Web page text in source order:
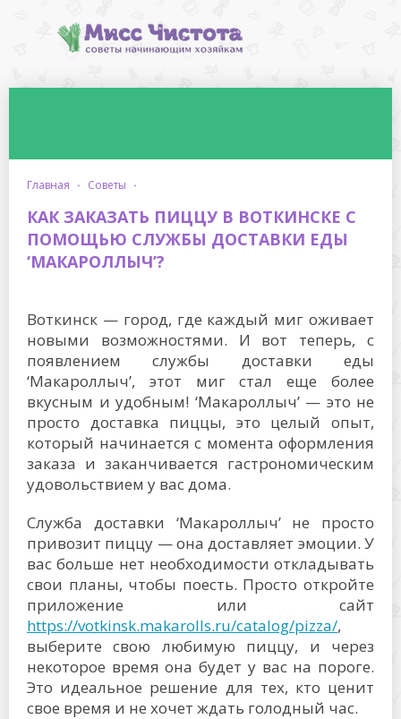
главная · советы ·
КАК ЗАКАЗАТЬ ПИЦЦУ В ВОТКИНСКЕ С
ПОМОЩЬЮ СЛУЖБЫ ДОСТАВКИ ЕДЫ
‘МАКАРОЛЛЫЧ’?
Воткинск — город, где каждый миг оживает
новыми возможностями. И вот теперь, с
появлением службы доставки еды
‘Макароллыч’, этот миг стал еще более
вкусным и удобным! ‘Макароллыч’ — это не
просто доставка пиццы, это целый опыт,
который начинается с момента оформления
заказа и заканчивается гастрономическим
удовольствием у вас дома.
Служба доставки ‘Макароллыч’ не просто
привозит пиццу — она доставляет эмоции. У
вас больше нет необходимости откладывать
свои планы, чтобы поесть. Просто откройте
приложение или сайт
https://votkinsk.makarolls.ru/catalog/pizza/,
выберите свою любимую пиццу, и через
некоторое время она будет у вас на пороге.
Это идеальное решение для тех, кто ценит
свое время и не хочет ждать голодный час.